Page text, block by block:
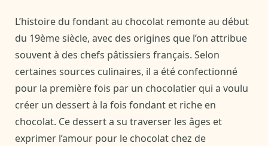
L’histoire du fondant au chocolat remonte au début
du 19ème siècle, avec des origines que l’on attribue
souvent à des chefs pâtissiers français. Selon
certaines sources culinaires, il a été confectionné
pour la première fois par un chocolatier qui a voulu
créer un dessert à la fois fondant et riche en
chocolat. Ce dessert a su traverser les âges et
exprimer l’amour pour le chocolat chez de